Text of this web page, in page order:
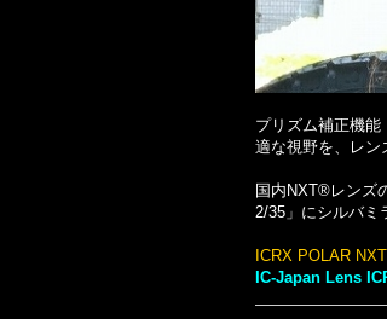
プリズム補正機
適な視野を、レン
国内NXT®レンズ
2/35」にシルバミ
ICRX POLAR
IC-Japan Lens